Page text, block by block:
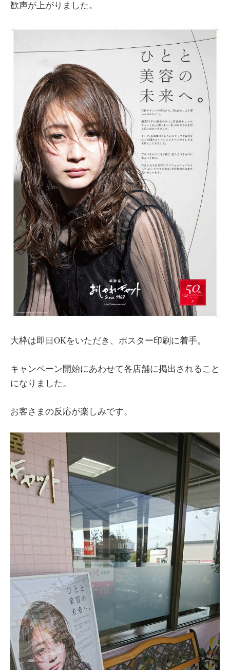
歓声が上がりました。
大枠は即日OKをいただき、ポスター印刷に着手。
キャンペーン開始にあわせて各店舗に掲出されること
になりました。
お客さまの反応が楽しみです。